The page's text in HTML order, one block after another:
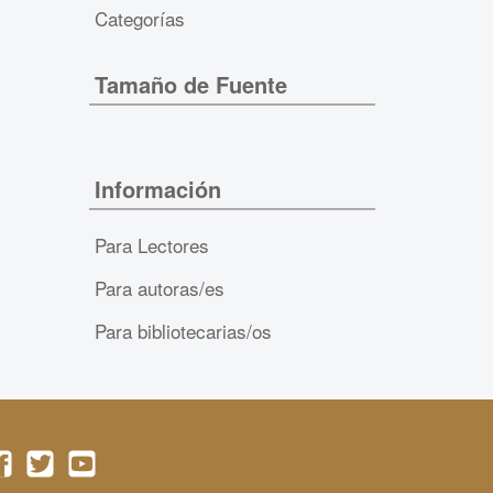
Categorías
Tamaño de Fuente
Información
Para Lectores
Para autoras/es
Para bibliotecarias/os